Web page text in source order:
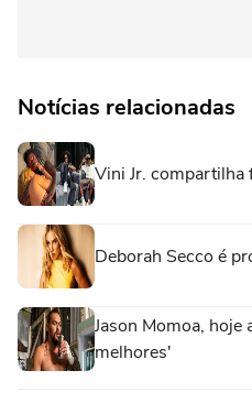
Notícias relacionadas
Vini Jr. compartilha
Deborah Secco é
Jason Momoa,
melhores'